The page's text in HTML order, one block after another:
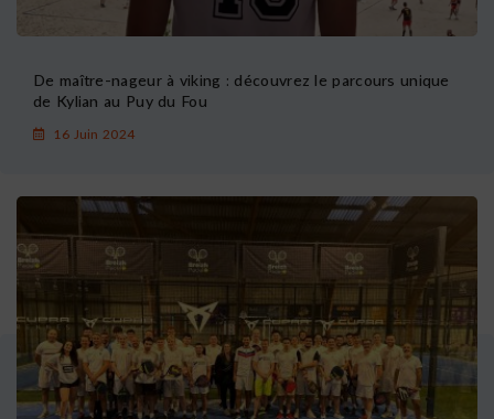
De maître-nageur à viking : découvrez le parcours unique
de Kylian au Puy du Fou
16 Juin 2024